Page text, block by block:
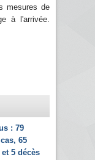
mesures de
à l'arrivée.
: 79
65
5 décès